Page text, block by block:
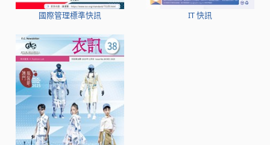
國際管理標準快訊 IT 快訊